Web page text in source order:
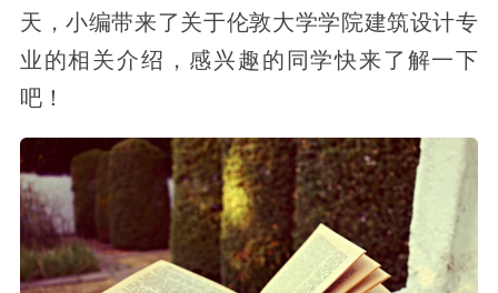
天，小编带来了关于伦敦大学学院建筑设计专
业的相关介绍，感兴趣的同学快来了解一下
吧！